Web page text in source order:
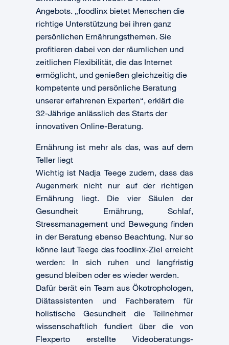
Angebots. „foodlinx bietet Menschen die
richtige Unterstützung bei ihren ganz
persönlichen Ernährungsthemen. Sie
profitieren dabei von der räumlichen und
zeitlichen Flexibilität, die das Internet
ermöglicht, und genießen gleichzeitig die
kompetente und persönliche Beratung
unserer erfahrenen Experten“, erklärt die
32-Jährige anlässlich des Starts der
innovativen Online-Beratung.
Ernährung ist mehr als das, was auf dem
Teller liegt
Wichtig ist Nadja Teege zudem, dass das
Augenmerk nicht nur auf der richtigen
Ernährung liegt. Die vier Säulen der
Gesundheit Ernährung, Schlaf,
Stressmanagement und Bewegung finden
in der Beratung ebenso Beachtung. Nur so
könne laut Teege das foodlinx-Ziel erreicht
werden: In sich ruhen und langfristig
gesund bleiben oder es wieder werden.
Dafür berät ein Team aus Ökotrophologen,
Diätassistenten und Fachberatern für
holistische Gesundheit die Teilnehmer
wissenschaftlich fundiert über die von
Flexperto erstellte Videoberatungs-